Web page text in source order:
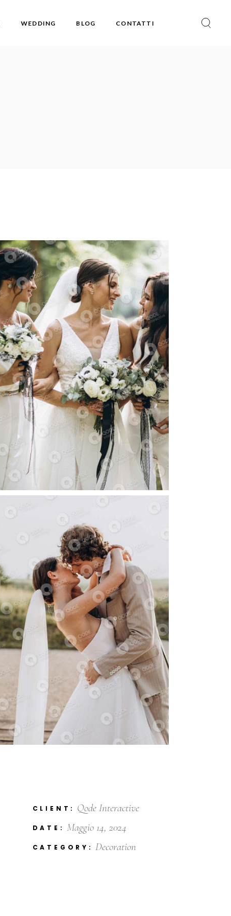
WEDDING BLOG CONTATTI
CLIENT: Qode Interactive
DATE: Maggio 14, 2024
CATEGORY: Decoration